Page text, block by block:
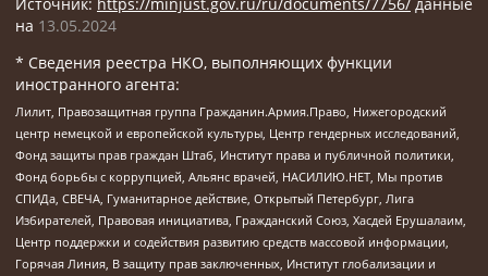
на 13.05.2024
* Сведения реестра НКО, выполняющих функции
иностранного агента:
Лилит, Правозащитная группа Гражданин.Армия.Право, Нижегородский
центр немецкой и европейской культуры, Центр гендерных исследований,
Фонд защиты прав граждан Штаб, Институт права и публичной политики,
Фонд борьбы с коррупцией, Альянс врачей, НАСИЛИЮ.НЕТ, Мы против
СПИДа, СВЕЧА, Гуманитарное действие, Открытый Петербург, Лига
Избирателей, Правовая инициатива, Гражданский Союз, Хасдей Ерушалаим,
Центр поддержки и содействия развитию средств массовой информации,
Горячая Линия, В защиту прав заключенных, Институт глобализации и